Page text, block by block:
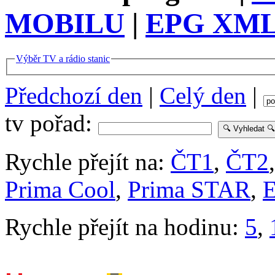
MOBILU | EPG
Výběr TV a rádio stanic
Předchozí den | Celý den |
tv pořad:
Rychle přejít na: ČT1 , ČT2
Prima Cool, Prima STAR,
Rychle přejít na hodinu: 5,